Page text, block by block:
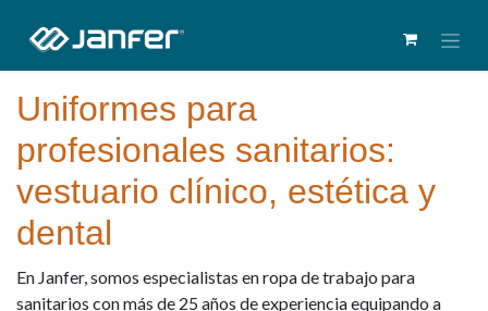
Uniformes para
profesionales sanitarios:
vestuario clínico, estética y
dental
En Janfer, somos especialistas en ropa de trabajo para
sanitarios con más de 25 años de experiencia equipando a